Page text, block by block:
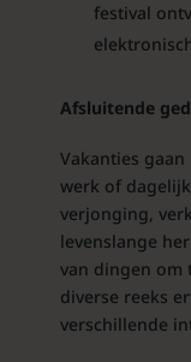
festival
Afsluitende
Vakanties
werk of
verjonging,
levenslange
van dingen om
diverse reeks
verschillende